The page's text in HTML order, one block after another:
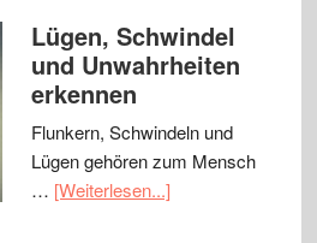
Lügen, Schwindel
und Unwahrheiten
erkennen
Flunkern, Schwindeln und
Lügen gehören zum Mensch
… [Weiterlesen...]